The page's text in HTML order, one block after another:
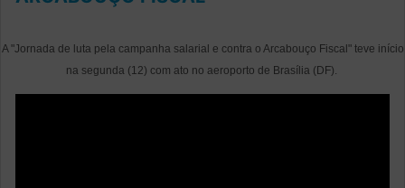
A "Jornada de luta pela campanha salarial e contra o Arcabouço Fiscal" teve início
na segunda (12) com ato no aeroporto de Brasília (DF).